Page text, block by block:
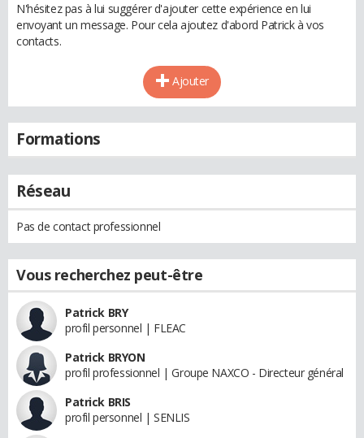
N'hésitez pas à lui suggérer d'ajouter cette expérience en lui
envoyant un message. Pour cela ajoutez d'abord Patrick à vos
contacts.
Ajouter
Formations
Réseau
Pas de contact professionnel
Vous recherchez peut-être
Patrick BRY
profil personnel | FLEAC
Patrick BRYON
profil professionnel | Groupe NAXCO - Directeur général
Patrick BRIS
profil personnel | SENLIS